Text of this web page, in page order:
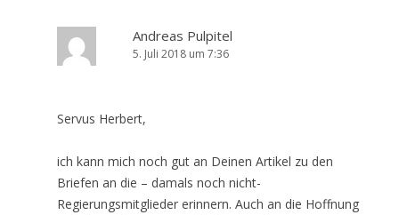
Andreas Pulpitel
5. Juli 2018 um 7:36
Servus Herbert,
ich kann mich noch gut an Deinen Artikel zu den
Briefen an die – damals noch nicht-
Regierungsmitglieder erinnern. Auch an die Hoffnung